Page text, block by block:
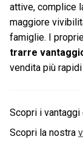
attive, complice
maggiore
famiglie. I
trarre
vendita più
Scopri i vantaggi
Scopri la nostra